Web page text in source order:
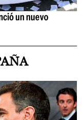
un nuevo